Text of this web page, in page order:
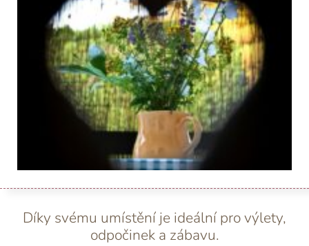
Díky svému umístění je ideální pro výlety,
odpočinek a zábavu.